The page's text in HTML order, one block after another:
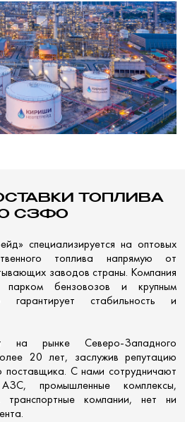
ТОПЛИВА
СЗФО
специализируется на оптовых
топлива напрямую от
заводов страны. Компания
парком бензовозов и крупным
гарантирует стабильность и
на рынке Северо-Западного
20 лет, заслужив репутацию
поставщика. С нами сотрудничают
промышленные комплексы,
транспортные компании, нет ни